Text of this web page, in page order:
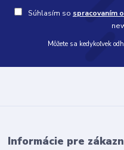
Súhlasím so spracovaním
Môžete sa kedykoľvek
Informácie pre